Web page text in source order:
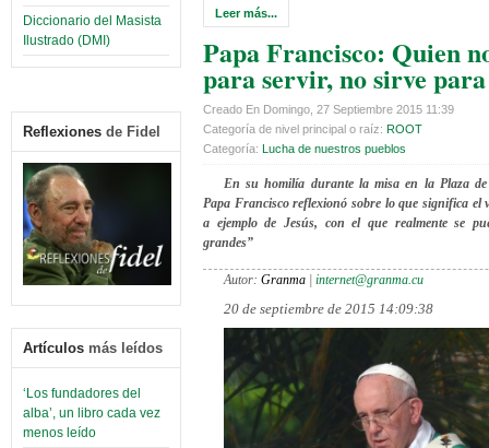
Diccionario del Masista
Ilustrado (DMI)
Reflexiones de Fidel
Artículos más leídos
‘Los fundadores del
alba’, un libro cada vez
menos leído
Leer más...
Papa Francisco: Quien
para servir, no sirve
Creado En Domingo, 27 Septiembre 2015 11:39
Categoría de nivel principal o raíz: ROOT
Categoría: Lucha de nuestros pueblos
En su homilía durante la misa en la Plaza
Papa Francisco reflexionó sobre lo que significa el
a ejemplo de Jesús, con el que realmente se
grandes”
Autor: Granma| internet@granma.cu
20 de septiembre de 2015 14:09:38